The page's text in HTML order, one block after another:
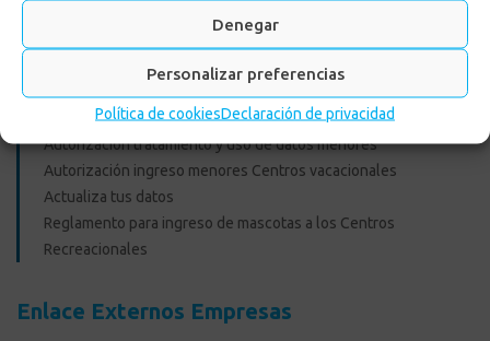
Denegar
Personalizar preferencias
Política de cookiesDeclaración de privacidad
Aviso de Privacidad
Cumplimiento normas y recomendaciones para uso de Centros
Recreacionales
Autorización tratamiento y uso de datos menores
Autorización ingreso menores Centros vacacionales
Actualiza tus datos
Reglamento para ingreso de mascotas a los Centros
Recreacionales
Enlace Externos Empresas